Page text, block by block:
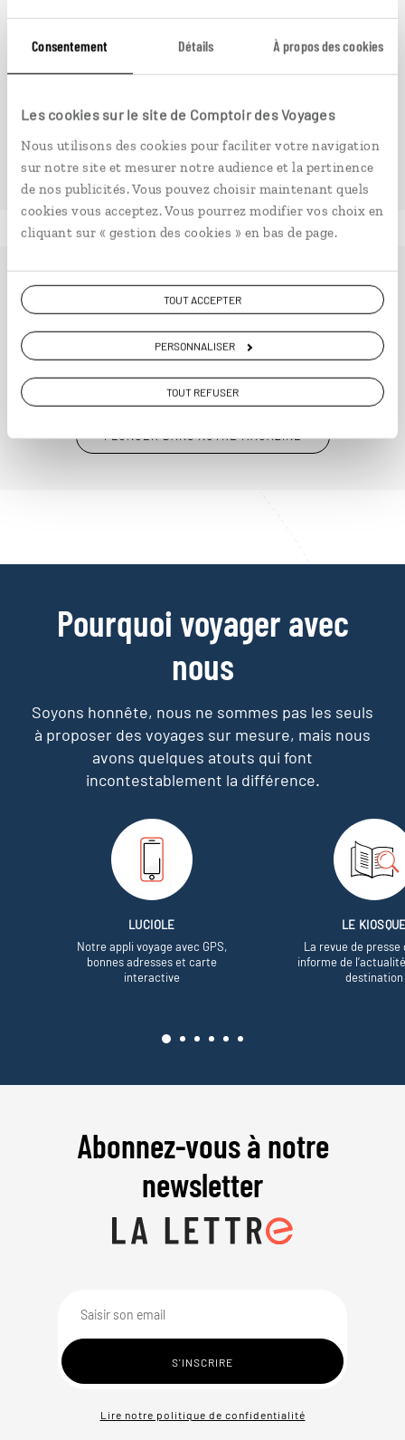
Consentement Détails À propos des cookies
Les cookies sur le site de Comptoir des Voyages
Nous utilisons des cookies pour faciliter votre navigation
sur notre site et mesurer notre audience et la pertinence
de nos publicités. Vous pouvez choisir maintenant quels
cookies vous acceptez. Vous pourrez modifier vos choix en
cliquant sur « gestion des cookies » en bas de page.
TOUT ACCEPTER
PERSONNALISER
TOUT REFUSER
à partir de 3150€
Ailleurs
est le magazine web de Comptoir des Voyages.
Conçu pour ceux qui préparent leur voyage et ceux que
passionnent les découvertes et rencontres du bout du
monde, il fait naître une irrésistible envie d’aller voir
ailleurs.
PLONGER DANS NOTRE MAGAZINE
Pourquoi voyager avec
nous
Soyons honnête, nous ne sommes pas les seuls
à proposer des voyages sur mesure, mais nous
avons quelques atouts qui font
incontestablement la différence.
LUCIOLE
Notre appli voyage avec GPS,
bonnes adresses et carte
interactive
LE
La revue de presse
informe de
destination
Abonnez-vous à notre
newsletter
Lire notre politique de confidentialité